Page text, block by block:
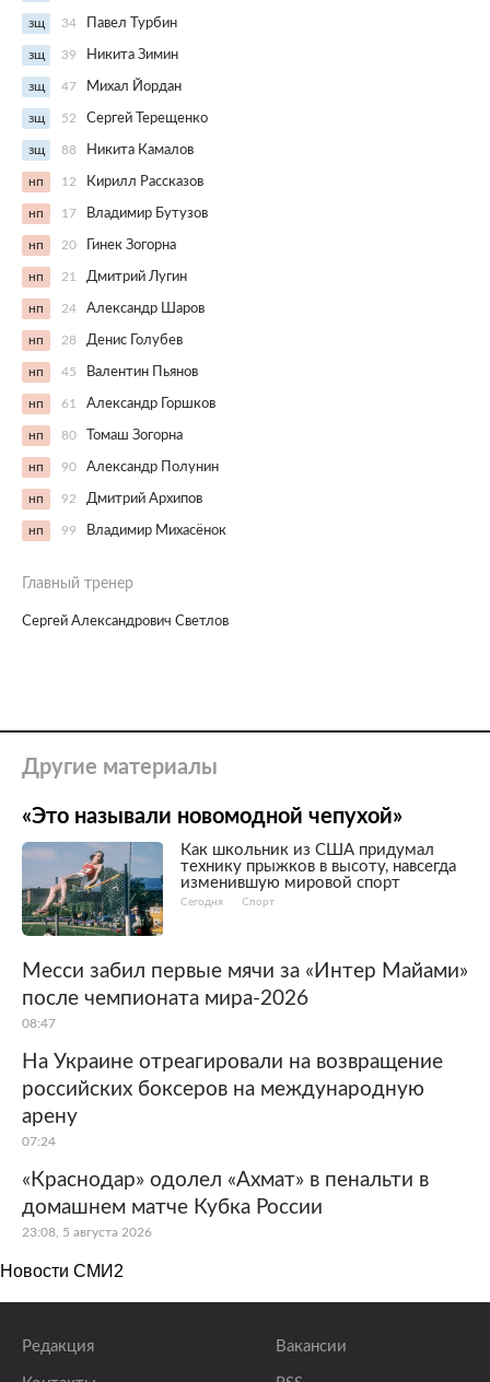
зщ 34 Павел Турбин
зщ 39 Никита Зимин
зщ 47 Михал Йордан
зщ 52 Сергей Терещенко
зщ 88 Никита Камалов
нп 12 Кирилл Рассказов
нп 17 Владимир Бутузов
нп 20 Гинек Зогорна
нп 21 Дмитрий Лугин
нп 24 Александр Шаров
нп 28 Денис Голубев
нп 45 Валентин Пьянов
нп 61 Александр Горшков
нп 80 Томаш Зогорна
нп 90 Александр Полунин
нп 92 Дмитрий Архипов
нп 99 Владимир Михасёнок
Главный тренер
Сергей Александрович Светлов
Другие материалы
«Это называли новомодной чепухой»
Как школьник из США придумал
технику прыжков в высоту, навсегда
изменившую мировой спорт
Сегодня Спорт
Месси забил первые мячи за «Интер Майами»
после чемпионата мира-2026
08:47
На Украине отреагировали на возвращение
российских боксеров на международную
арену
07:24
«Краснодар» одолел «Ахмат» в пенальти в
домашнем матче Кубка России
23:08, 5 августа 2026
Новости СМИ2
Редакция Вакансии